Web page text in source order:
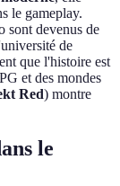
le gameplay.
sont devenus de
de
que l'histoire est
et des mondes
Red) montre
le